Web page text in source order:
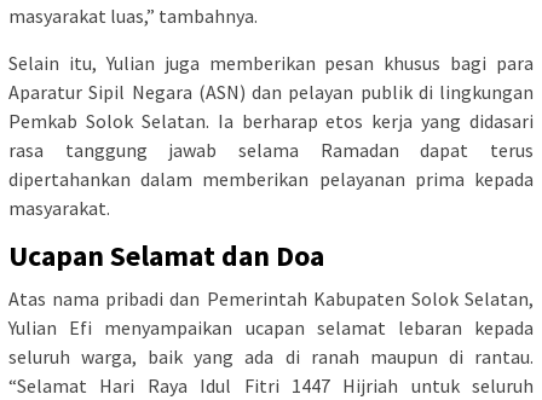
masyarakat luas,” tambahnya.
Selain itu, Yulian juga memberikan pesan khusus bagi para
Aparatur Sipil Negara (ASN) dan pelayan publik di lingkungan
Pemkab Solok Selatan. Ia berharap etos kerja yang didasari
rasa tanggung jawab selama Ramadan dapat terus
dipertahankan dalam memberikan pelayanan prima kepada
masyarakat.
Ucapan Selamat dan Doa
Atas nama pribadi dan Pemerintah Kabupaten Solok Selatan,
Yulian Efi menyampaikan ucapan selamat lebaran kepada
seluruh warga, baik yang ada di ranah maupun di rantau.
“Selamat Hari Raya Idul Fitri 1447 Hijriah untuk seluruh